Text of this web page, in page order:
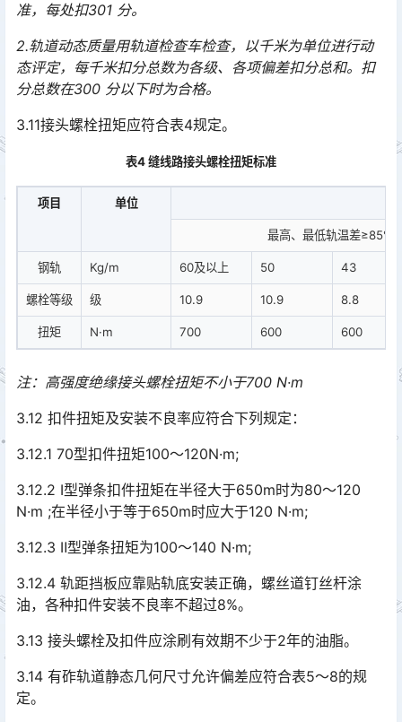
准，每处扣301 分。
2.轨道动态质量用轨道检查车检查，以千米为单位进行动
态评定，每千米扣分总数为各级、各项偏差扣分总和。扣
分总数在300 分以下时为合格。
3.11接头螺栓扭矩应符合表4规定。
表4 缝线路接头螺栓扭矩标准
项目 单位
最高、最低轨温差≥85℃
钢轨 Kg/m 60及以上 50 43
螺栓等级 级 10.9 10.9 8.8
扭矩 N·m 700 600 600
注：高强度绝缘接头螺栓扭矩不小于700 N·m
3.12 扣件扭矩及安装不良率应符合下列规定：
3.12.1 70型扣件扭矩100～120N·m;
3.12.2 Ⅰ型弹条扣件扭矩在半径大于650m时为80～120
N·m ;在半径小于等于650m时应大于120 N·m;
3.12.3 Ⅱ型弹条扭矩为100～140 N·m;
3.12.4 轨距挡板应靠贴轨底安装正确，螺丝道钉丝杆涂
油，各种扣件安装不良率不超过8%。
3.13 接头螺栓及扣件应涂刷有效期不少于2年的油脂。
3.14 有砟轨道静态几何尺寸允许偏差应符合表5～8的规
定。